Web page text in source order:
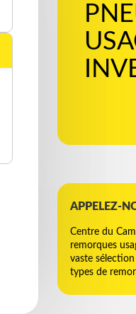
APPELEZ-
Centre du
remorques
vaste
types de